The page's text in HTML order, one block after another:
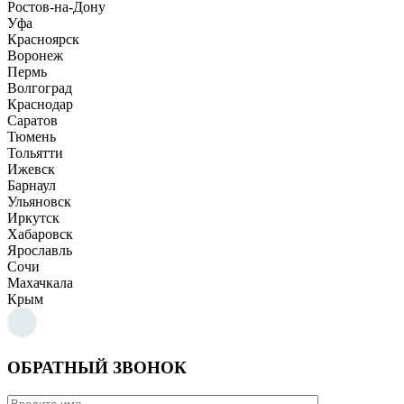
Ростов-на-Дону
Уфа
Красноярск
Воронеж
Пермь
Волгоград
Краснодар
Саратов
Тюмень
Тольятти
Ижевск
Барнаул
Ульяновск
Иркутск
Хабаровск
Ярославль
Сочи
Махачкала
Крым
ОБРАТНЫЙ ЗВОНОК